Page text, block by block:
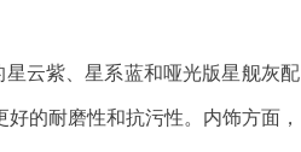
云紫、星系蓝和哑光版星舰灰配
的耐磨性和抗污性。内饰方面，